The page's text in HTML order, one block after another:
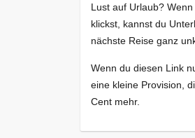
Lust auf Urlaub?
klickst, kannst du
nächste Reise ganz
Wenn du diesen Link
eine kleine Provision,
Cent mehr.